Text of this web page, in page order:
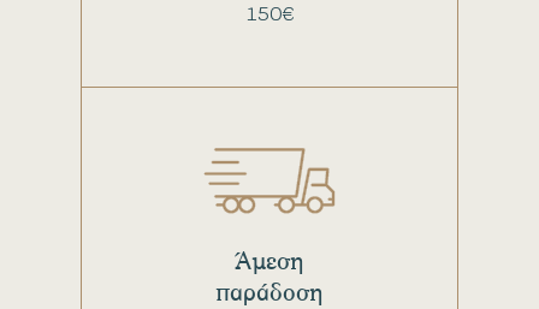
150€
Άμεση
παράδοση